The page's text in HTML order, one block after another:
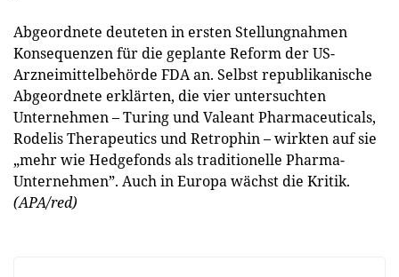
Abgeordnete deuteten in ersten Stellungnahmen
Konsequenzen für die geplante Reform der US-
Arzneimittelbehörde FDA an. Selbst republikanische
Abgeordnete erklärten, die vier untersuchten
Unternehmen – Turing und Valeant Pharmaceuticals,
Rodelis Therapeutics und Retrophin – wirkten auf sie
„mehr wie Hedgefonds als traditionelle Pharma-
Unternehmen”. Auch in Europa wächst die Kritik.
(APA/red)